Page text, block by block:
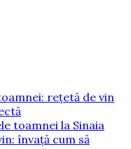
rețetă de vin
toamnei la Sinaia
învață cum să